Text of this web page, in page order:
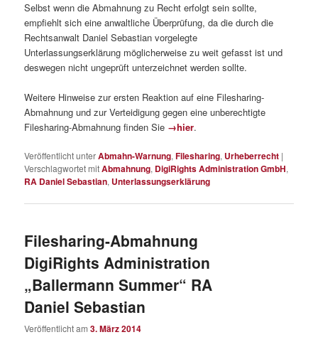
Selbst wenn die Abmahnung zu Recht erfolgt sein sollte,
empfiehlt sich eine anwaltliche Überprüfung, da die durch die
Rechtsanwalt Daniel Sebastian vorgelegte
Unterlassungserklärung möglicherweise zu weit gefasst ist und
deswegen nicht ungeprüft unterzeichnet werden sollte.
Weitere Hinweise zur ersten Reaktion auf eine Filesharing-
Abmahnung und zur Verteidigung gegen eine unberechtigte
Filesharing-Abmahnung finden Sie →hier.
Veröffentlicht unterAbmahn-Warnung,Filesharing, Urheberrecht |
Verschlagwortet mitAbmahnung, DigiRights Administration GmbH,
RA Daniel Sebastian, Unterlassungserklärung
Filesharing-Abmahnung
DigiRights Administration
„Ballermann Summer“ RA
Daniel Sebastian
Veröffentlicht am3. März 2014